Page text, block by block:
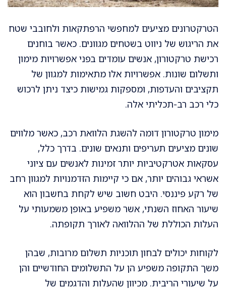
הטרקטרונים מציעים למחפשי הרפתקאות ולחובבי שטח
את הריגוש של ניווט בשטחים מגוונים. כאשר בוחנים
רכישת טרקטורון, אנשים עומדים בפני אפשרויות מימון
ותשלום שונות. אפשרויות אלו מתאימות למגוון של
תקציבים והעדפות, ומספקות גמישות כיצד ניתן לרכוש
כלי רכב רב-תכליתי אלה.
מימון טרקטורון דומה להשגת הלוואת רכב, כאשר מלווים
שונים מציעים תעריפים ותנאים שונים. בדרך כלל,
עסקאות אטרקטיביות יותר זמינות לאנשים עם ציוני
אשראי גבוהים יותר, אם כי קיימות הזדמנויות למגוון רחב
של רקע פיננסי. היבט חשוב שיש לקחת בחשבון הוא
שיעור האחוז השנתי, אשר משפיע באופן משמעותי על
העלות הכוללת של ההלוואה לאורך תקופתה.
לקוחות יכולים לבחון תוכניות תשלום מרובות, שבהן
משך התקופה משפיע הן על התשלומים החודשיים והן
על שיעורי הריבית. מכיוון שהעלות והדגמים של